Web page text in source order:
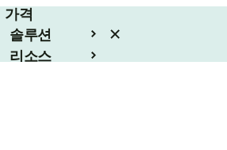
가격
솔루션
리소스